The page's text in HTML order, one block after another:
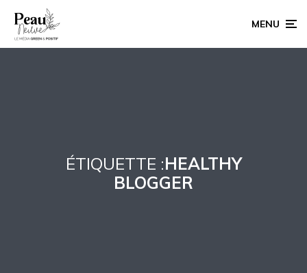
MENU
ÉTIQUETTE :HEALTHY
BLOGGER